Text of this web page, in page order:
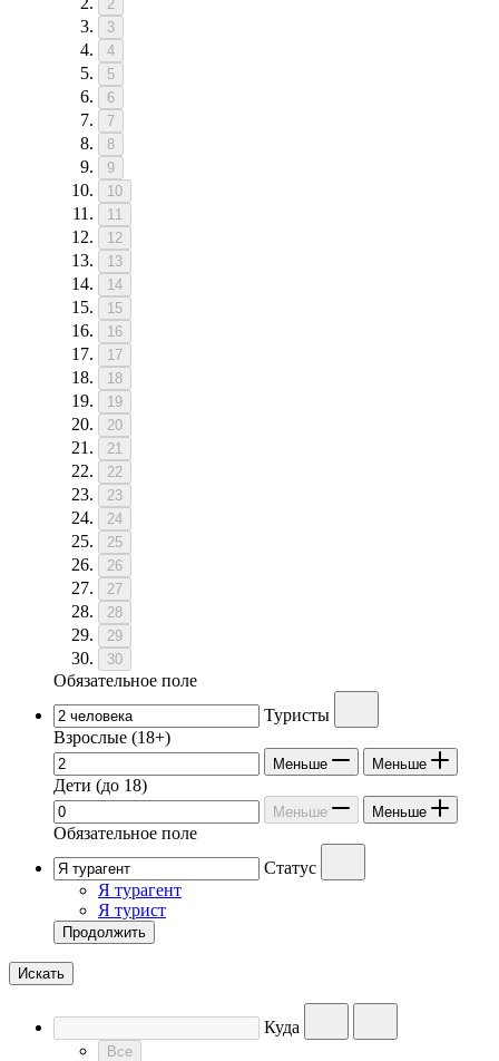
2
3
4
5
6
7
8
9
10
11
12
13
14
15
16
17
18
19
20
21
22
23
24
25
26
27
28
29
30
Обязательное поле
Туристы
Взрослые (18+)
Меньше Меньше
Дети (до 18)
Меньше Меньше
Обязательное поле
Статус
Я турагент
Я турист
Продолжить
Искать
Куда
Все